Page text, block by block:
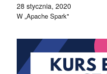
28 stycznia, 2020
W „Apache Spark"